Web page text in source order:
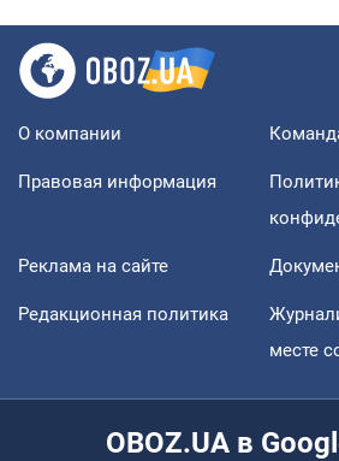
О компании
Правовая информация
Реклама на сайте
Редакционная политика
месте
OBOZ.UA в